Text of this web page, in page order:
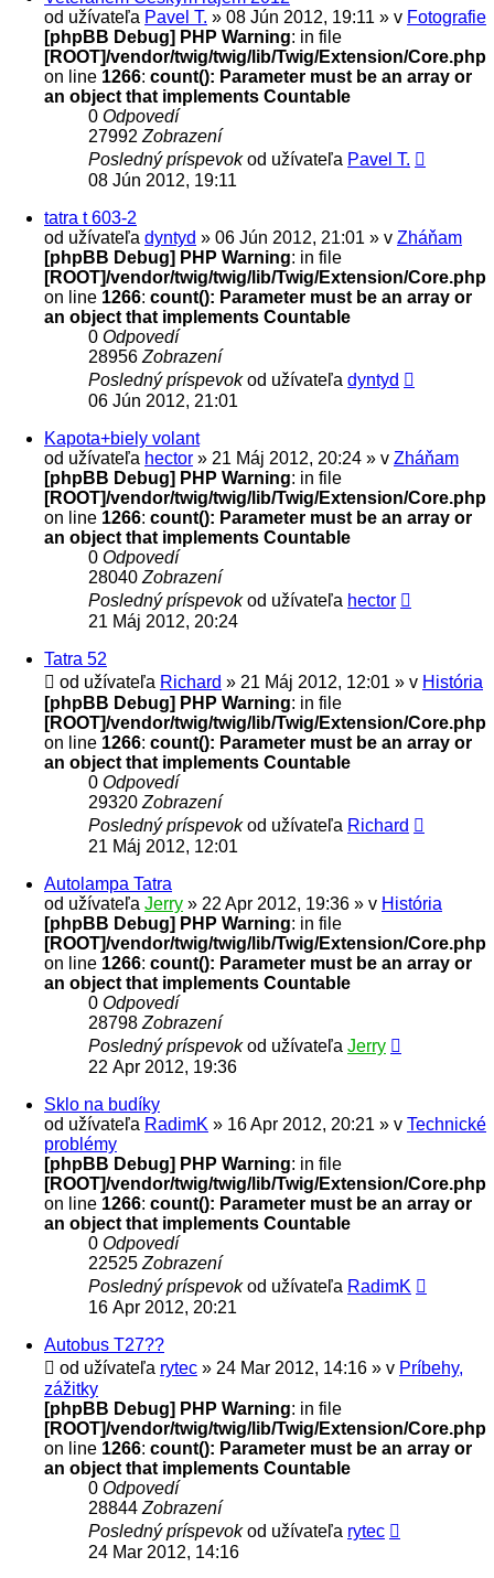
od užívateľa Pavel T. » 08 Jún 2012, 19:11 » v Fotografie
[phpBB Debug] PHP Warning: in file
[ROOT]/vendor/twig/twig/lib/Twig/Extension/Core.php
on line 1266: count(): Parameter must be an array or
an object that implements Countable
0 Odpovedí
27992 Zobrazení
Posledný príspevokod užívateľa Pavel T.
08 Jún 2012, 19:11
tatra t 603-2
od užívateľa dyntyd » 06 Jún 2012, 21:01 » v Zháňam
[phpBB Debug] PHP Warning: in file
[ROOT]/vendor/twig/twig/lib/Twig/Extension/Core.php
on line 1266: count(): Parameter must be an array or
an object that implements Countable
0 Odpovedí
28956 Zobrazení
Posledný príspevokod užívateľa dyntyd
06 Jún 2012, 21:01
Kapota+biely volant
od užívateľa hector » 21 Máj 2012, 20:24 » v Zháňam
[phpBB Debug] PHP Warning: in file
[ROOT]/vendor/twig/twig/lib/Twig/Extension/Core.php
on line 1266: count(): Parameter must be an array or
an object that implements Countable
0 Odpovedí
28040 Zobrazení
Posledný príspevokod užívateľa hector
21 Máj 2012, 20:24
Tatra 52
od užívateľa Richard » 21 Máj 2012, 12:01 » v História
[phpBB Debug] PHP Warning: in file
[ROOT]/vendor/twig/twig/lib/Twig/Extension/Core.php
on line 1266: count(): Parameter must be an array or
an object that implements Countable
0 Odpovedí
29320 Zobrazení
Posledný príspevokod užívateľa Richard
21 Máj 2012, 12:01
Autolampa Tatra
od užívateľa Jerry » 22 Apr 2012, 19:36 » v História
[phpBB Debug] PHP Warning: in file
[ROOT]/vendor/twig/twig/lib/Twig/Extension/Core.php
on line 1266: count(): Parameter must be an array or
an object that implements Countable
0 Odpovedí
28798 Zobrazení
Posledný príspevokod užívateľa Jerry
22 Apr 2012, 19:36
Sklo na budíky
od užívateľa RadimK » 16 Apr 2012, 20:21 » v Technické
problémy
[phpBB Debug] PHP Warning: in file
[ROOT]/vendor/twig/twig/lib/Twig/Extension/Core.php
on line 1266: count(): Parameter must be an array or
an object that implements Countable
0 Odpovedí
22525 Zobrazení
Posledný príspevokod užívateľa RadimK
16 Apr 2012, 20:21
Autobus T27??
od užívateľa rytec » 24 Mar 2012, 14:16 » v Príbehy,
zážitky
[phpBB Debug] PHP Warning: in file
[ROOT]/vendor/twig/twig/lib/Twig/Extension/Core.php
on line 1266: count(): Parameter must be an array or
an object that implements Countable
0 Odpovedí
28844 Zobrazení
Posledný príspevokod užívateľa rytec
24 Mar 2012, 14:16